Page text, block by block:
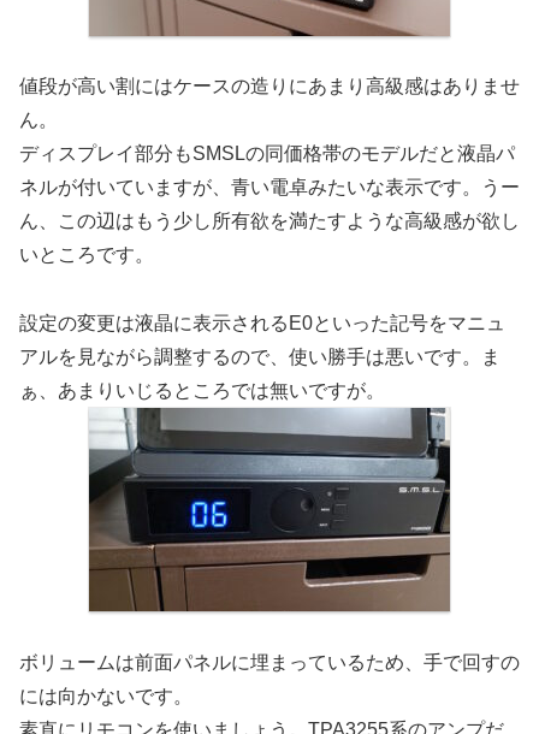
値段が高い割にはケースの造りにあまり高級感はありませ
ん。
ディスプレイ部分もSMSLの同価格帯のモデルだと液晶パ
ネルが付いていますが、青い電卓みたいな表示です。うー
ん、この辺はもう少し所有欲を満たすような高級感が欲し
いところです。
設定の変更は液晶に表示されるE0といった記号をマニュ
アルを見ながら調整するので、使い勝手は悪いです。ま
ぁ、あまりいじるところでは無いですが。
ボリュームは前面パネルに埋まっているため、手で回すの
には向かないです。
素直にリモコンを使いましょう。TPA3255系のアンプだ